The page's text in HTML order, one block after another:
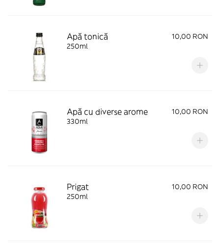
Apă tonică
10,00 RON
250ml
Apă cu diverse arome
10,00 RON
330ml
Prigat
10,00 RON
250ml